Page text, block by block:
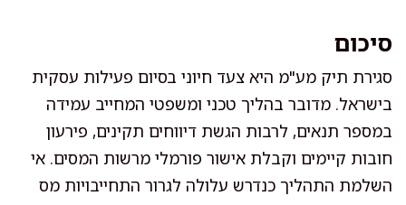
סיכום
סגירת תיק מע"מ היא צעד חיוני בסיום פעילות עסקית
בישראל. מדובר בהליך טכני ומשפטי המחייב עמידה
במספר תנאים, לרבות הגשת דיווחים תקינים, פירעון
חובות קיימים וקבלת אישור פורמלי מרשות המסים. אי
השלמת התהליך כנדרש עלולה לגרור התחייבויות מס